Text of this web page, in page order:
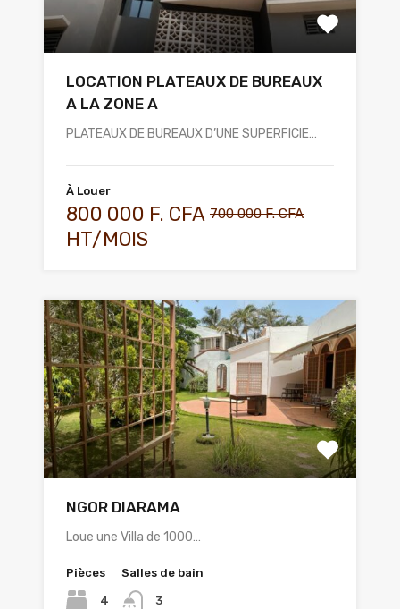
LOCATION PLATEAUX DE BUREAUX
A LA ZONE A
PLATEAUX DE BUREAUX D’UNE SUPERFICIE…
À Louer
800 000 F. CFA 700 000 F. CFA
HT/MOIS
NGOR DIARAMA
Loue une Villa de 1000…
Pièces
4
Salles de bain
3